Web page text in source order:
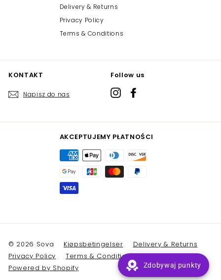
Delivery & Returns
Privacy Policy
Terms & Conditions
KONTAKT
Napisz do nas
Follow us
Instagram
AKCEPTUJEMY PŁATNOŚCI
© 2026 Sova Kjøpsbetingelser
Delivery & Returns
Privacy Policy
Terms & Conditions
Powered by Shopify
Zdobywaj punkty